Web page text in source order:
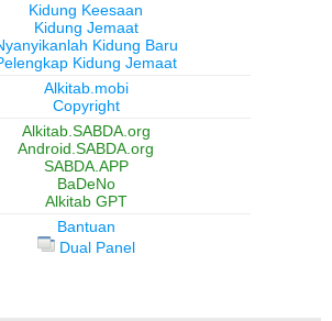
Kidung Keesaan
Kidung Jemaat
Kidung Baru
Kidung Jemaat
Alkitab.mobi
Copyright
Alkitab.SABDA.org
Android.SABDA.org
SABDA.APP
BaDeNo
Alkitab GPT
Bantuan
Dual Panel